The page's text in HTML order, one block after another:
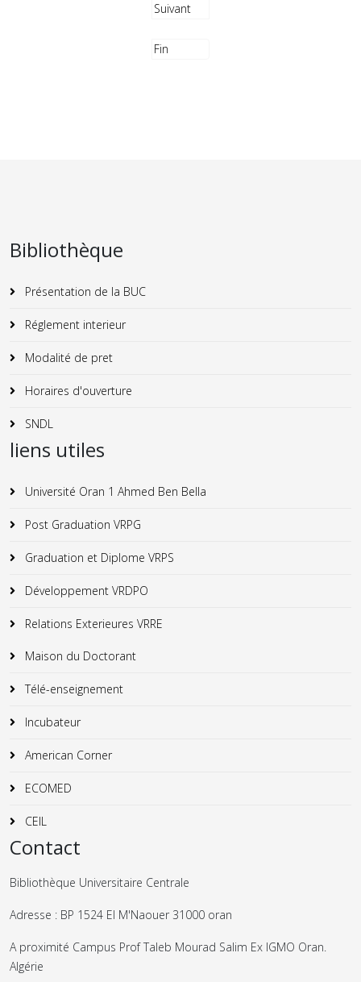
Suivant
Fin
Bibliothèque
Présentation de la BUC
Réglement interieur
Modalité de pret
Horaires d'ouverture
SNDL
liens utiles
Université Oran 1 Ahmed Ben Bella
Post Graduation VRPG
Graduation et Diplome VRPS
Développement VRDPO
Relations Exterieures VRRE
Maison du Doctorant
Télé-enseignement
Incubateur
American Corner
ECOMED
CEIL
Contact
Bibliothèque Universitaire Centrale
Adresse : BP 1524 El M'Naouer 31000 oran
A proximité Campus Prof Taleb Mourad Salim Ex IGMO Oran.
Algérie